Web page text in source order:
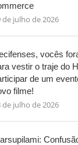
de julho de 2026
vocês
vestir o traje do
de um
filme!
de julho de 2026